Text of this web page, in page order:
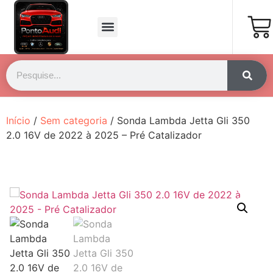
Início / Sem categoria / Sonda Lambda Jetta Gli 350
2.0 16V de 2022 à 2025 – Pré Catalizador